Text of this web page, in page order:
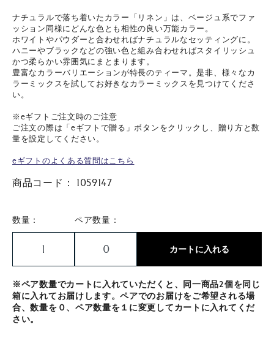
ナチュラルで落ち着いたカラー「リネン」は、ベージュ系でファ
ッション同様にどんな色とも相性の良い万能カラー。
ホワイトやパウダーと合わせればナチュラルなセッティングに。
ハニーやブラックなどの強い色と組み合わせればスタイリッシュ
かつ柔らかい雰囲気にまとまります。
豊富なカラーバリエーションが特長のティーマ。是非、様々なカ
ラーミックスを試してお好きなカラーミックスを見つけてくださ
い。
※eギフトご注文時のご注意
ご注文の際は「eギフトで贈る」ボタンをクリックし、贈り方と数
量を設定してください。
eギフトのよくある質問はこちら
商品コード： 1059147
数量： ペア数量：
カートに入れる
※ペア数量でカートに入れていただくと、同一商品2個を同じ
箱に入れてお届けします。ペアでのお届けをご希望される場
合、数量を０、ペア数量を１に変更してカートに入れてくだ
さい。